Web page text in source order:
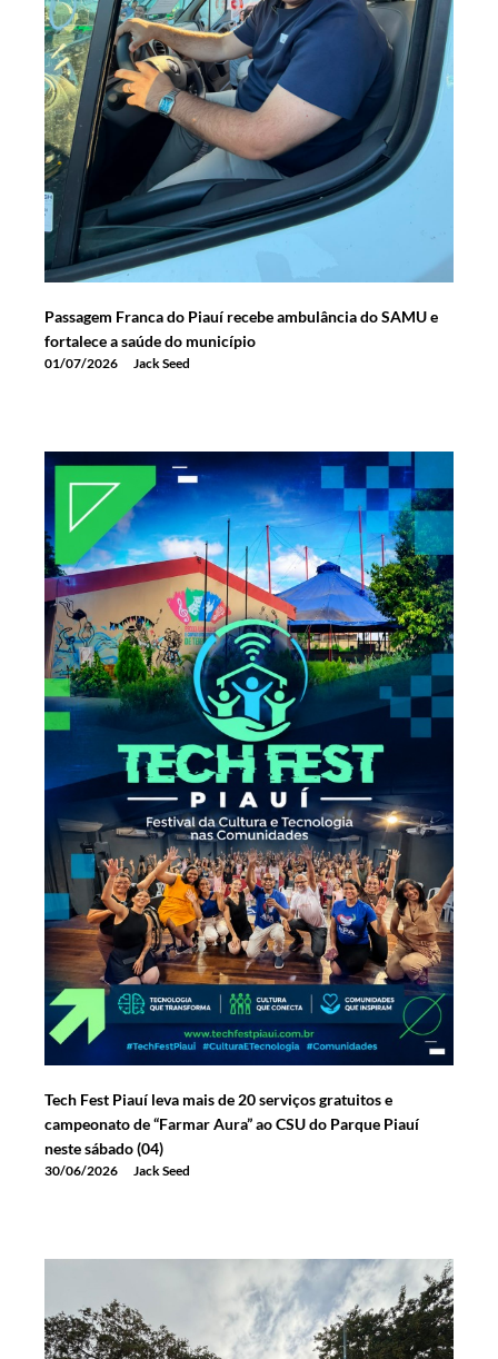
Passagem Franca do Piauí recebe ambulância do SAMU e
fortalece a saúde do município
01/07/2026 Jack Seed
Tech Fest Piauí leva mais de 20 serviços gratuitos e
campeonato de “Farmar Aura” ao CSU do Parque Piauí
neste sábado (04)
30/06/2026 Jack Seed